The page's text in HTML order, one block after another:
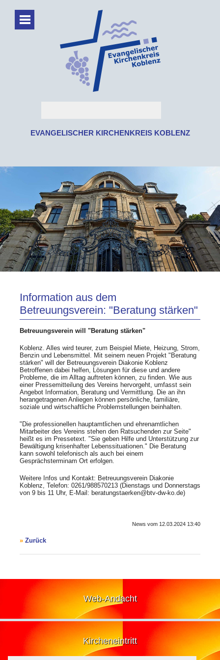
EVANGELISCHER KIRCHENKREIS KOBLENZ
Information aus dem
Betreuungsverein: "Beratung stärken"
Betreuungsverein will "Beratung stärken"
Koblenz. Alles wird teurer, zum Beispiel Miete, Heizung, Strom,
Benzin und Lebensmittel. Mit seinem neuen Projekt "Beratung
stärken" will der Betreuungsverein Diakonie Koblenz
Betroffenen dabei helfen, Lösungen für diese und andere
Probleme, die im Alltag auftreten können, zu finden. Wie aus
einer Pressemitteilung des Vereins hervorgeht, umfasst sein
Angebot Information, Beratung und Vermittlung. Die an ihn
herangetragenen Anliegen können persönliche, familiäre,
soziale und wirtschaftliche Problemstellungen beinhalten.
"Die professionellen hauptamtlichen und ehrenamtlichen
Mitarbeiter des Vereins stehen den Ratsuchenden zur Seite"
heißt es im Pressetext. "Sie geben Hilfe und Unterstützung zur
Bewältigung krisenhafter Lebenssituationen." Die Beratung
kann sowohl telefonisch als auch bei einem
Gesprächsterminam Ort erfolgen.
Weitere Infos und Kontakt: Betreuungsverein Diakonie
Koblenz, Telefon: 0261/988570213 (Dienstags und Donnerstags
von 9 bis 11 Uhr, E-Mail: beratungstaerken@btv-dw-ko.de)
News vom 12.03.2024 13:40
Zurück
Web-Andacht
Kircheneintritt